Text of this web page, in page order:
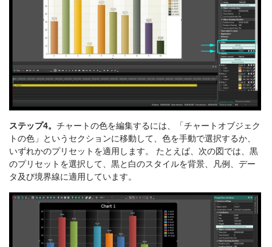
ステップ4。 チャートの色を編集するには、「チャートオブジェク
トの色」というセクションに移動して、色を手動で選択するか、
いずれかのプリセットを適用します。 たとえば、次の図では、黒
のプリセットを選択して、黒と白のスタイルを背景、凡例、デー
タ及び境界線に適用しています。